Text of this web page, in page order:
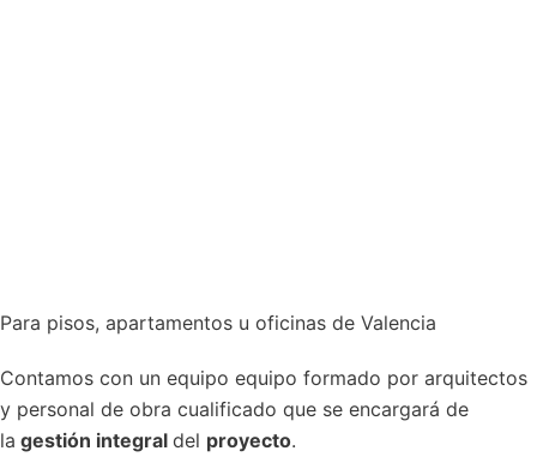
Para pisos, apartamentos u oficinas de Valencia
Contamos con un equipo equipo formado por arquitectos
y personal de obra cualificado que se encargará de
la gestión integral del proyecto.